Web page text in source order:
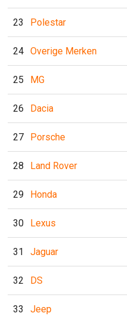
23 Polestar
24 Overige Merken
25 MG
26 Dacia
27 Porsche
28 Land Rover
29 Honda
30 Lexus
31 Jaguar
32 DS
33 Jeep